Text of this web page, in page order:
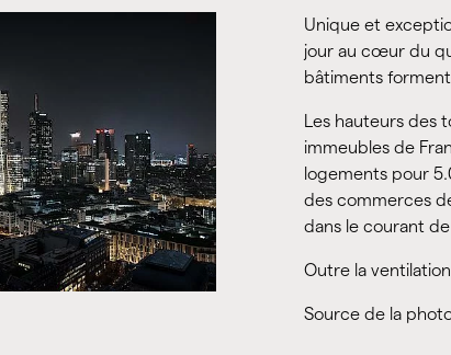
Unique et
jour au cœur du
bâtiments
Les hauteurs des
immeubles de
logements pour
des commerces
dans le courant
Outre la
Source de la